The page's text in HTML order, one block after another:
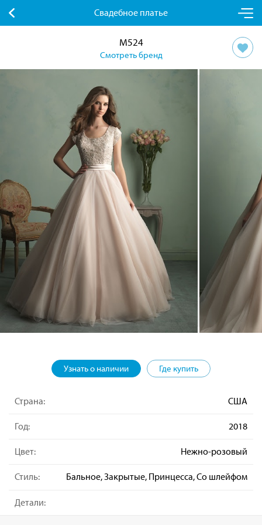
Свадебное платье
M524
Смотреть бренд
Узнать о наличии Где купить
Страна: США
Год: 2018
Цвет: Нежно-розовый
Стиль: Бальное, Закрытые, Принцесса, Со шлейфом
Детали: